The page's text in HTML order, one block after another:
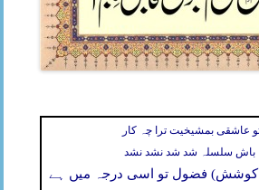
عاشقی بمشیخیت ترا چہ کار
باش سلسلہ شد شد نشد نشد
کوشش) فضول تو اسی درجہ میں ہے